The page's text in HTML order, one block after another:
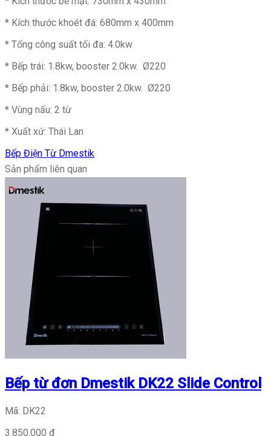
* Kích thước khoét đá: 680mm x 400mm
* Tổng công suất tối đa: 4.0kw
* Bếp trái: 1.8kw, booster 2.0kw. Ø220
* Bếp phải: 1.8kw, booster 2.0kw. Ø220
* Vùng nấu: 2 từ
* Xuất xứ: Thái Lan
Bếp Điện Từ Dmestik
Sản phẩm liên quan
Bếp từ đơn Dmestik DK22 Slide Control
Mã: DK22
3.850.000 đ